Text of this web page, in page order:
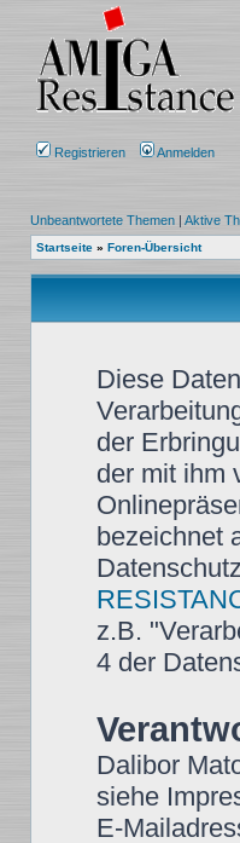
Registrieren Anmelden
Unbeantwortete Themen | Aktive
Startseite » Foren-Übersicht
Diese
der
der mit ihm
bezeichnet
z.B.
4 der
Dalibor
siehe
E-